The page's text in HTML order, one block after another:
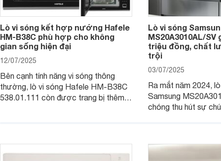
Lò vi sóng kết hợp nướng Hafele
HM-B38C phù hợp cho không
gian sống hiện đại
12/07/2025
Bên cạnh tính năng vi sóng thông
thường, lò vi sóng Hafele HM-B38C
538.01.111 còn được trang bị thêm
Lò vi sóng
MS20A3010AL/SV
triệu đồng, chất
trội
03/07/2025
Ra mắt năm 2024,
Samsung
chóng thu hút sự
phẩm hứa hẹn